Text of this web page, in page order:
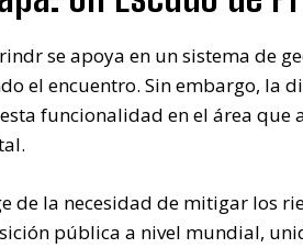
se apoya en un sistema de
el encuentro. Sin embargo,
funcionalidad en el área que
de la necesidad de mitigar los
pública a nivel mundial,